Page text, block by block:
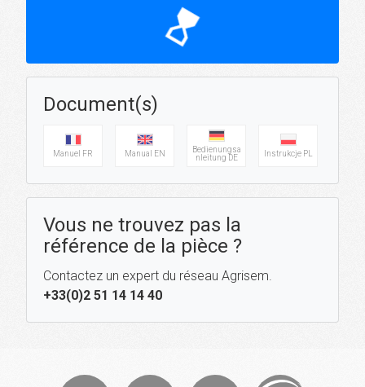
hourglass_top
Document(s)
Manuel FR Manual EN
Bedienungsa
nleitung DE
Instrukcje PL
Vous ne trouvez pas la
référence de la pièce ?
Contactez un expert du réseau Agrisem.
+33(0)2 51 14 14 40